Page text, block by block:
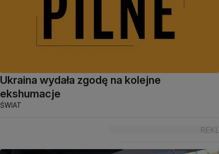
Ukraina wydała zgodę na kolejne
ekshumacje
ŚWIAT